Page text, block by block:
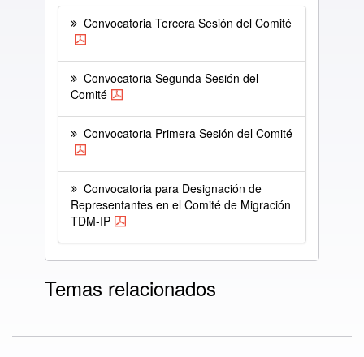
Convocatoria Tercera Sesión del Comité
Convocatoria Segunda Sesión del
Comité
Convocatoria Primera Sesión del Comité
Convocatoria para Designación de
Representantes en el Comité de Migración
TDM-IP
Temas relacionados